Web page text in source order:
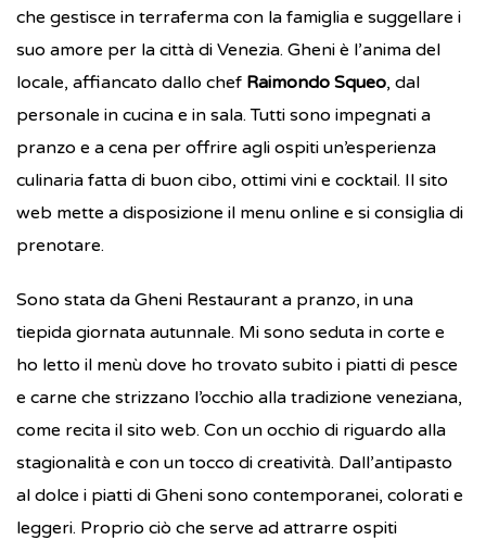
che gestisce in terraferma con la famiglia e suggellare i
suo amore per la città di Venezia. Gheni è l’anima del
locale, affiancato dallo chef Raimondo Squeo, dal
personale in cucina e in sala. Tutti sono impegnati a
pranzo e a cena per offrire agli ospiti un’esperienza
culinaria fatta di buon cibo, ottimi vini e cocktail. Il sito
web mette a disposizione il menu online e si consiglia di
prenotare.
Sono stata da Gheni Restaurant a pranzo, in una
tiepida giornata autunnale. Mi sono seduta in corte e
ho letto il menù dove ho trovato subito i piatti di pesce
e carne che strizzano l’occhio alla tradizione veneziana,
come recita il sito web. Con un occhio di riguardo alla
stagionalità e con un tocco di creatività. Dall’antipasto
al dolce i piatti di Gheni sono contemporanei, colorati e
leggeri. Proprio ciò che serve ad attrarre ospiti